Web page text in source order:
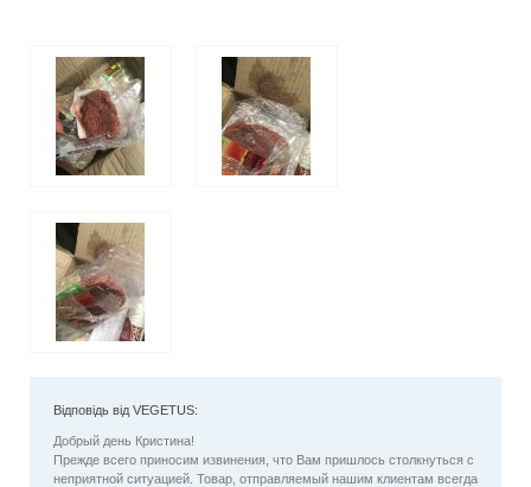
Відповідь від VEGETUS:
Добрый день Кристина!
Прежде всего приносим извинения, что Вам пришлось столкнуться с
неприятной ситуацией. Товар, отправляемый нашим клиентам всегда